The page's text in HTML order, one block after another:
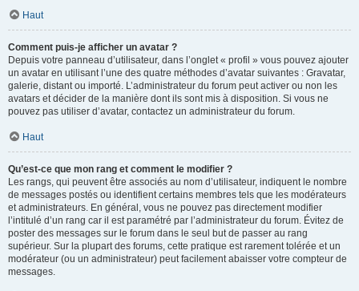
Haut
Comment puis-je afficher un avatar ?
Depuis votre panneau d’utilisateur, dans l’onglet « profil » vous pouvez ajouter
un avatar en utilisant l’une des quatre méthodes d’avatar suivantes : Gravatar,
galerie, distant ou importé. L’administrateur du forum peut activer ou non les
avatars et décider de la manière dont ils sont mis à disposition. Si vous ne
pouvez pas utiliser d’avatar, contactez un administrateur du forum.
Haut
Qu’est-ce que mon rang et comment le modifier ?
Les rangs, qui peuvent être associés au nom d’utilisateur, indiquent le nombre
de messages postés ou identifient certains membres tels que les modérateurs
et administrateurs. En général, vous ne pouvez pas directement modifier
l’intitulé d’un rang car il est paramétré par l’administrateur du forum. Évitez de
poster des messages sur le forum dans le seul but de passer au rang
supérieur. Sur la plupart des forums, cette pratique est rarement tolérée et un
modérateur (ou un administrateur) peut facilement abaisser votre compteur de
messages.